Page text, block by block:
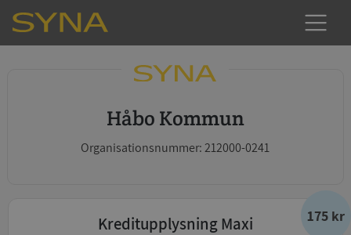
Håbo Kommun
Organisationsnummer: 212000-0241
175 kr
Kreditupplysning Maxi